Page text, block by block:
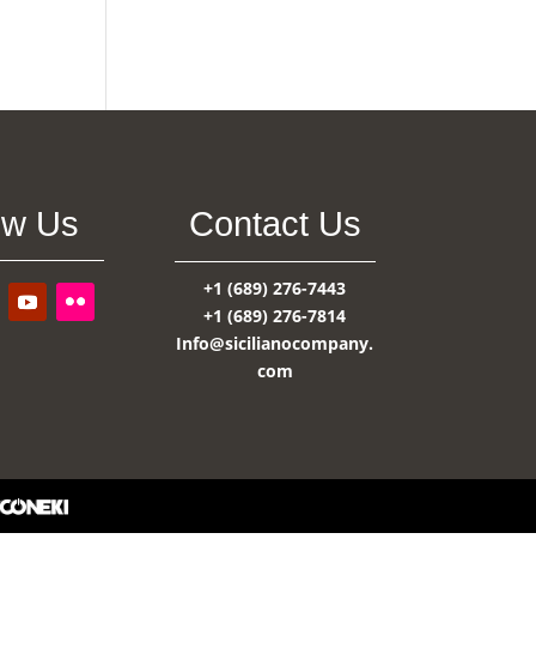
Us Contact Us
+1 (689) 276-7443
+1 (689) 276-7814
Info@sicilianocompany.
com